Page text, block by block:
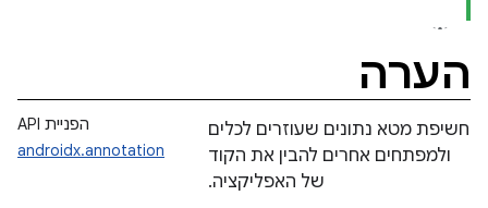
הערה
הפניית API
androidx.annotation
חשיפת מטא נתונים שעוזרים לכלים
ולמפתחים אחרים להבין את הקוד
של האפליקציה.